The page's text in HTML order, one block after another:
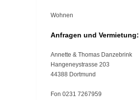
Wohnen
Anfragen und Vermietung:
Annette & Thomas Danzebrink
Hangeneystrasse 203
44388 Dortmund
Fon 0231 7267959